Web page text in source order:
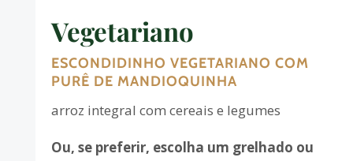
Vegetariano
ESCONDIDINHO VEGETARIANO COM
PURÊ DE MANDIOQUINHA
arroz integral com cereais e legumes
Ou, se preferir, escolha um grelhado ou